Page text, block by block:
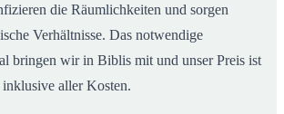
die Räumlichkeiten und sorgen
Verhältnisse. Das notwendige
bringen wir in Biblis mit und unser Preis ist
aller Kosten.